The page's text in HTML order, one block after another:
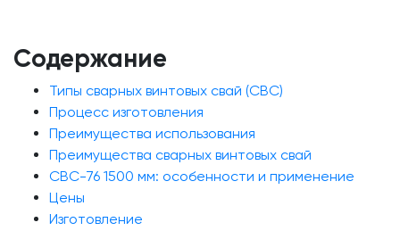
Содержание
Типы сварных винтовых свай (СВС)
Процесс изготовления
Преимущества использования
Преимущества сварных винтовых свай
СВС-76 1500 мм: особенности и применение
Цены
Изготовление